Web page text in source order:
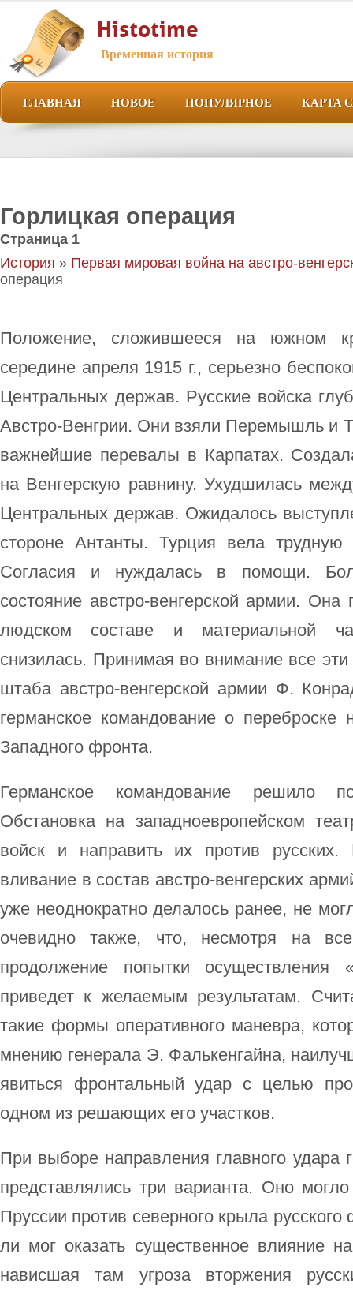
Histotime
Временная история
ГЛАВНАЯ НОВОЕ ПОПУЛЯРНОЕ КАРТА
Горлицкая операция
Страница 1
История » Первая мировая война на австро-
операция
Положение, сложившееся на южном
середине апреля 1915 г., серьезно
Центральных держав. Русские войска
Австро-Венгрии. Они взяли Перемышль и
важнейшие перевалы в Карпатах.
на Венгерскую равнину. Ухудшилась
Центральных держав. Ожидалось
стороне Антанты. Турция вела
Согласия и нуждалась в помощи.
состояние австро-венгерской армии.
людском составе и материальной
снизилась. Принимая во внимание все эти
штаба австро-венгерской армии Ф.
германское командование о
Западного фронта.
Германское командование решило
Обстановка на западноевропейском
войск и направить их против
вливание в состав австро-венгерских
уже неоднократно делалось ранее, не
очевидно также, что, несмотря на
продолжение попытки осуществления
приведет к желаемым результатам.
такие формы оперативного маневра,
мнению генерала Э. Фалькенгайна,
явиться фронтальный удар с целью
одном из решающих его участков.
При выборе направления главного удара
представлялись три варианта. Оно
Пруссии против северного крыла
ли мог оказать существенное влияние
нависшая там угроза вторжения